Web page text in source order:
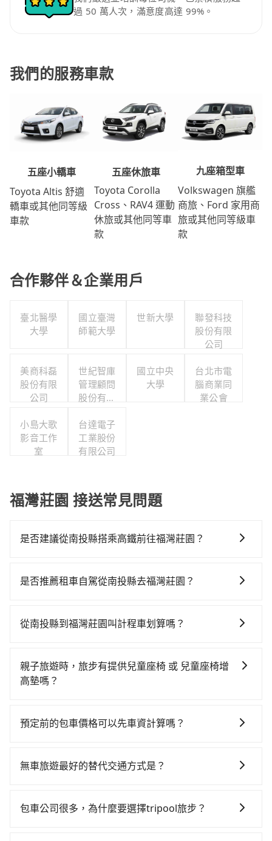
過 50 萬人次，滿意度高達 99%。
我們的服務車款
五座小轎車
Toyota Altis 舒適
轎車或其他同等級
車款
五座休旅車
Toyota Corolla
Cross、RAV4 運動
休旅或其他同等車
款
九座箱型車
Volkswagen 旗艦
商旅、Ford 家用商
旅或其他同等級車
款
合作夥伴＆企業用戶
臺北醫學
大學
國立臺灣
師範大學
世新大學
聯發科技
股份有限
公司
美商科磊
股份有限
公司
世紀智庫
管理顧問
股份有限
國立中央
大學
台北市電
腦商業同
業公會
小島大歌
影音工作
室
台達電子
工業股份
有限公司
福灣莊園 接送常見問題
是否建議從南投縣搭乘高鐵前往福灣莊園？
且難叫計程車前往高鐵站！從最早06:25一直到23:07，
2,500元、車程約70分鐘。抵達高鐵站後，步行進站、現
票價790元，再用10分鐘出站、等待車站前排班的計程
車，搭上小黃後約花60分鐘、車費1,400元後，抵達福灣
投縣領有合法執照的計程車僅有300多輛，計程車的密度
分小黃司機不按表收費，看乘客是外地人便漫天喊價或
而不預約包車，不僅至少額外負擔410元車資，而且更會
是否推薦租車自駕從南投縣去福灣莊園？
時不需要閉目養神（因為要自己開車），最重要的是你
$115~205承租小轎車，每公里再額外加收$3.2，從南投
縣（魚池鄉）到福灣莊園的花費預估為
時40元路邊停車費用預估進去，但額外的汽車保險與可
差的車款，如果人數超過四位，更是沒有較大的七人座
凹的車門仍未被修理，每一次租車都好像在開樂透一
從南投縣到福灣莊園叫計程車划算嗎？
灣大車隊和Yoxi，如果在路邊攔不到車，也可考慮打電
話至日月星光計程車等叫車看看。依照里程跳錶計算，
那要注意南投縣僅有合法計程車約340輛，計程車密度為
縣東港鎮的計程車也不是這麼好叫，建議事先做好規
坑受騙。綜合以上，無論在價格或服務品質上，tripool
親子旅遊時，旅步有提供兒童座椅 或 兒童座椅增
高墊嗎？
童座椅。每趟每個租金 NT$300。您可以在預定服務時
預定前的包車價格可以先車資計算嗎？
無隱藏費用，讓您可以隨時掌握交通開支。
無車旅遊最好的替代交通方式是？
看您旅遊的目的地而定。您可以善用大眾運輸，例如：
包車公司很多，為什麼要選擇tripool旅步？